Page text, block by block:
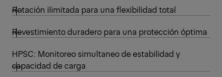
Rotación ilimitada para una flexibilidad total
Revestimiento duradero para una protección óptima
HPSC: Monitoreo simultaneo de estabilidad y
capacidad de carga